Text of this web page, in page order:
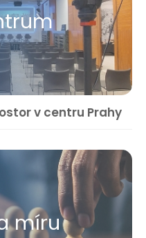
v centru Prahy
míru